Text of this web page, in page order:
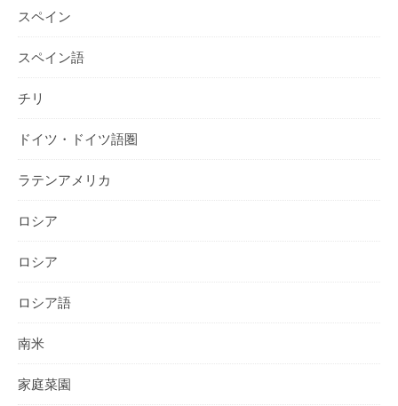
スペイン
スペイン語
チリ
ドイツ・ドイツ語圏
ラテンアメリカ
ロシア
ロシア
ロシア語
南米
家庭菜園